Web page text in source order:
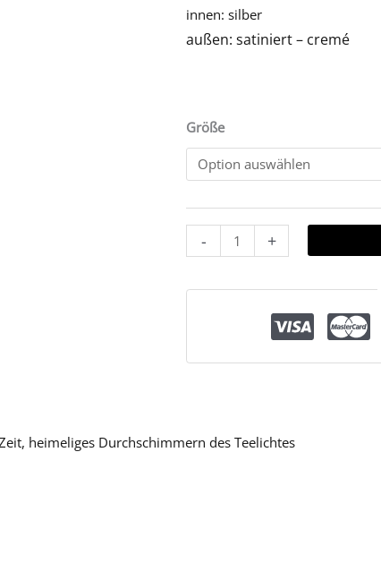
innen: silber
außen: satiniert – cremé
Größe
- +
heimeliges Durchschimmern des Teelichtes